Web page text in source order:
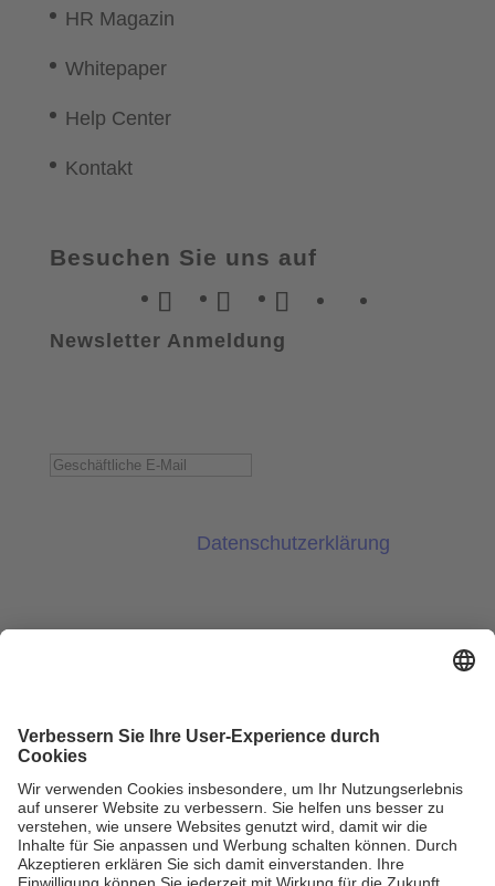
HR Magazin
Whitepaper
Help Center
Kontakt
Besuchen Sie uns auf
Newsletter Anmeldung
Datenschutzerklärung
Newsletter abonnieren
Kooperationspartner